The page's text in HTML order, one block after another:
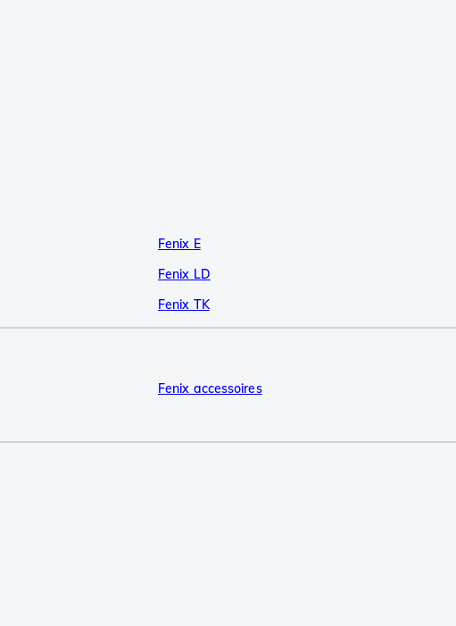
Fenix E
Fenix LD
Fenix TK
Fenix accessoires